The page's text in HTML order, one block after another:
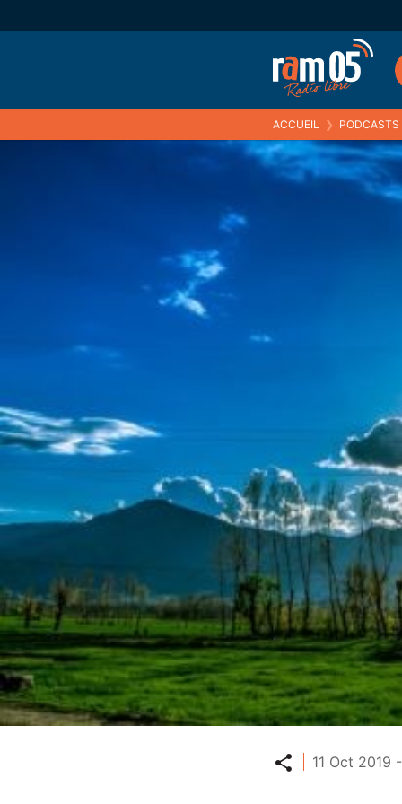
ACCUEIL ❯ PODCASTS
Partager
11 Oct 2019